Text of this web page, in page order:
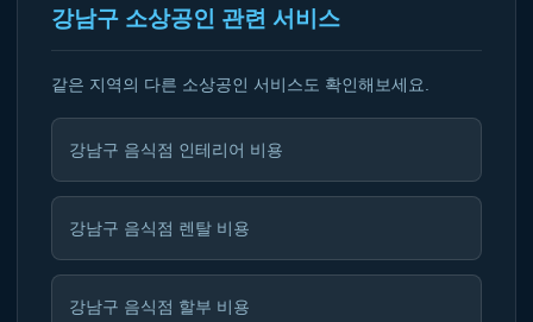
강남구 소상공인 관련 서비스
같은 지역의 다른 소상공인 서비스도 확인해보세요.
강남구 음식점 인테리어 비용
강남구 음식점 렌탈 비용
강남구 음식점 할부 비용